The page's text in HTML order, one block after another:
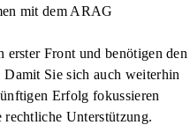
mit dem ARAG
erster Front und benötigen den
Sie sich auch weiterhin
Erfolg fokussieren
Unterstützung.